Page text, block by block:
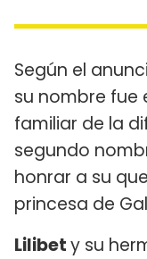
Según el
su nombre fue
familiar de la
segundo
honrar a su
princesa de
Lilibety su